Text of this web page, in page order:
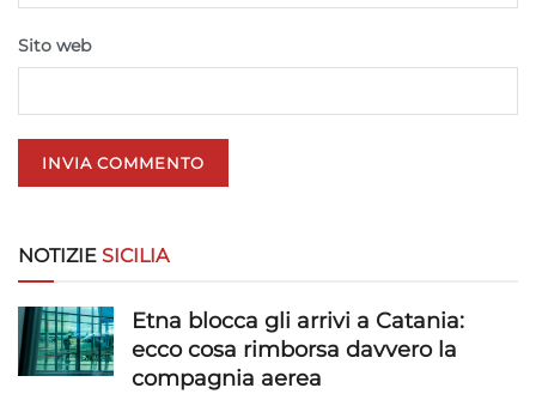
Sito web
NOTIZIE SICILIA
Etna blocca gli arrivi a Catania:
ecco cosa rimborsa davvero la
compagnia aerea